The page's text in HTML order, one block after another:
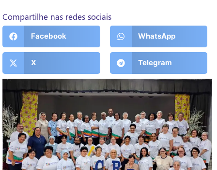
Compartilhe nas redes sociais
Facebook WhatsApp
X Telegram